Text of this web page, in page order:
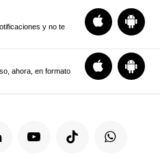
y no te
ahora, en formato